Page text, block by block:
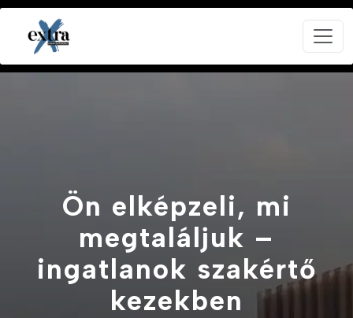
Ön elképzeli, mi
megtaláljuk –
ingatlanok szakértő
kezekben